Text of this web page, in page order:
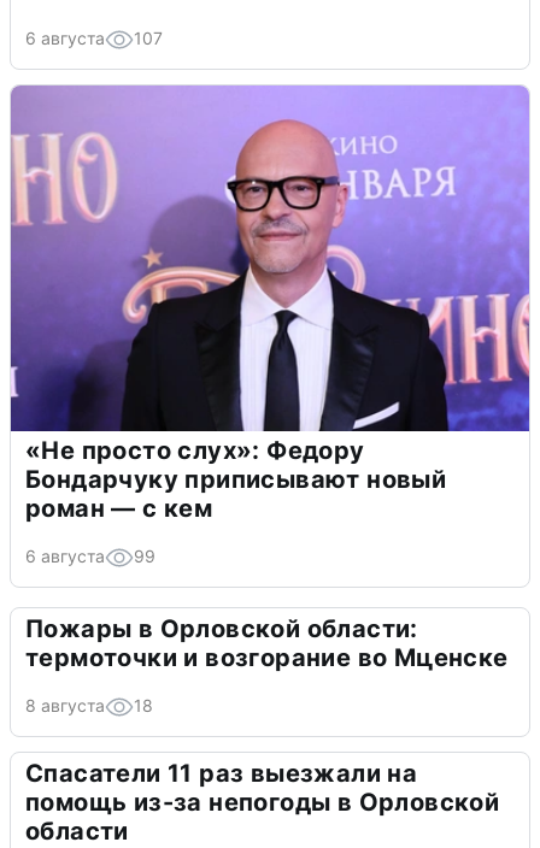
6 августа 107
«Не просто слух»: Федору
Бондарчуку приписывают новый
роман — с кем
6 августа 99
Пожары в Орловской области:
термоточки и возгорание во Мценске
8 августа 18
Спасатели 11 раз выезжали на
помощь из-за непогоды в Орловской
области